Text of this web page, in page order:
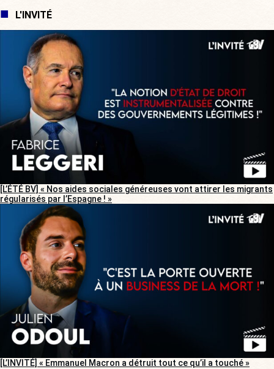
L'INVITÉ
[L’ÉTÉ BV] « Nos aides sociales généreuses vont attirer les migrants
régularisés par l’Espagne ! »
[L’INVITÉ] « Emmanuel Macron a détruit tout ce qu’il a touché »